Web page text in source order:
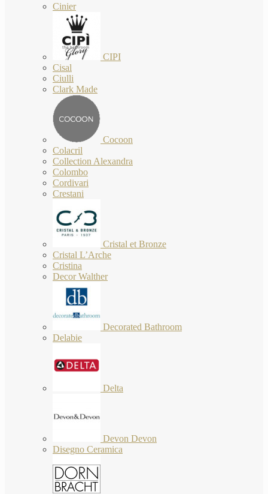
Cinier
CIPI
Cisal
Ciulli
Clark Made
Cocoon
Colacril
Collection Alexandra
Colombo
Cordivari
Crestani
Cristal et Bronze
Cristal L’Arche
Cristina
Decor Walther
Decorated Bathroom
Delabie
Delta
Devon Devon
Disegno Ceramica